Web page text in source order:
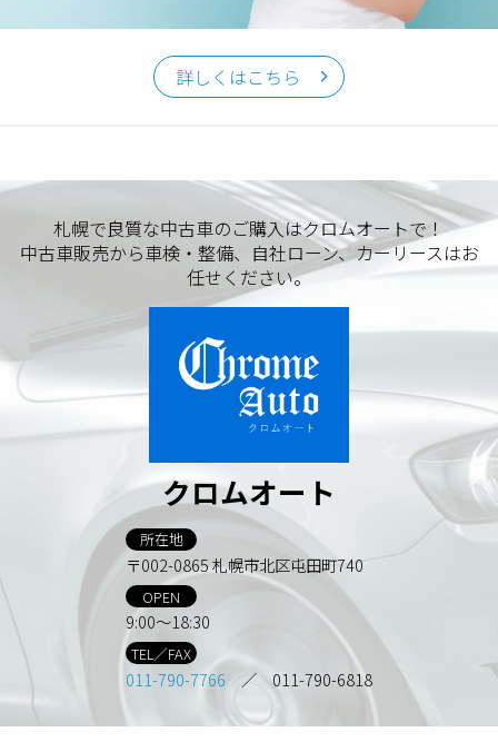
詳しくはこちら
札幌で良質な中古車のご購入はクロムオートで！
中古車販売から車検・整備、自社ローン、カーリースはお
任せください。
クロムオート
所在地
〒002-0865 札幌市北区屯田町740
OPEN
9:00～18:30
TEL／FAX
011-790-7766 ／ 011-790-6818